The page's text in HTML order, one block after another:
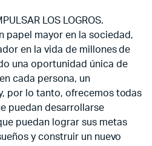
LOS LOGROS.
papel mayor en la sociedad,
en la vida de millones de
una oportunidad única de
cada persona, un
por lo tanto, ofrecemos todas
puedan desarrollarse
puedan lograr sus metas
y construir un nuevo